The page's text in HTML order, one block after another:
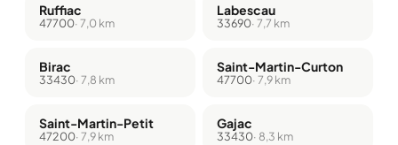
Ruffiac
47700· 7,0 km
Labescau
33690· 7,7 km
Birac
33430· 7,8 km
Saint-Martin-Curton
47700· 7,9 km
Saint-Martin-Petit
47200· 7,9 km
Gajac
33430· 8,3 km